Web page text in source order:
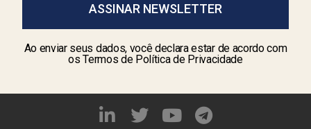
ASSINAR NEWSLETTER
Ao enviar seus dados, você declara estar de acordo com
os Termos de Política de Privacidade